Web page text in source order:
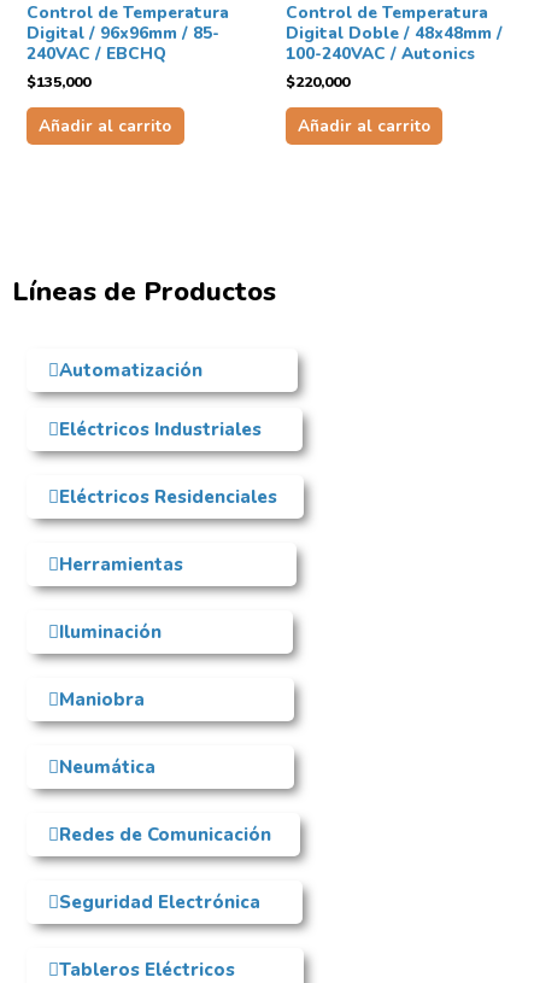
Control de Temperatura
Digital / 96x96mm / 85-
240VAC / EBCHQ
$135,000
Añadir al carrito
Control de Temperatura
Digital Doble / 48x48mm /
100-240VAC / Autonics
$220,000
Añadir al carrito
Líneas de Productos
Automatización
Eléctricos Industriales
Eléctricos Residenciales
Herramientas
Iluminación
Maniobra
Neumática
Redes de Comunicación
Seguridad Electrónica
Tableros Eléctricos